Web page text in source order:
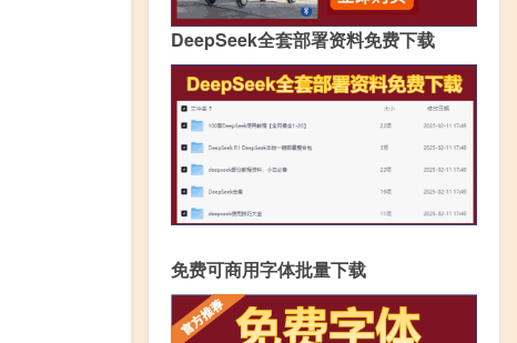
DeepSeek全套部署资料免费下载
免费可商用字体批量下载